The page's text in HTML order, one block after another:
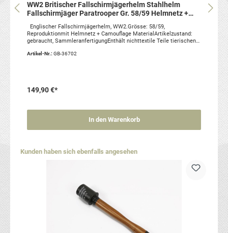
WW2 Britischer Fallschirmjägerhelm Stahlhelm
Fallschirmjäger Paratrooper Gr. 58/59 Helmnetz +
Camo Material
Englischer Fallschirmjägerhelm, WW2.Grösse: 58/59,
Reproduktionmit Helmnetz + Camouflage MaterialArtikelzustand:
gebraucht, SammleranfertigungEnthält nichttextile Teile tierischen
Artikel-Nr.: GB-36702
149,90 €*
In den Warenkorb
Produktgalerie überspringen
Kunden haben sich ebenfalls angesehen